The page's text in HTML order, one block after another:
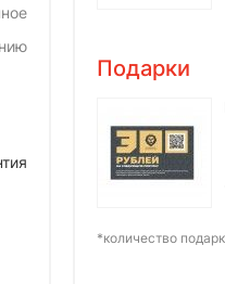
Подарки
*количество